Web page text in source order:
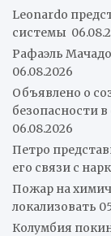
Leonardo
системы
Рафаэль
06.08.2026
Объявлено о
безопасности
06.08.2026
Петро
его связи с
Пожар на
локализовать
Колумбия